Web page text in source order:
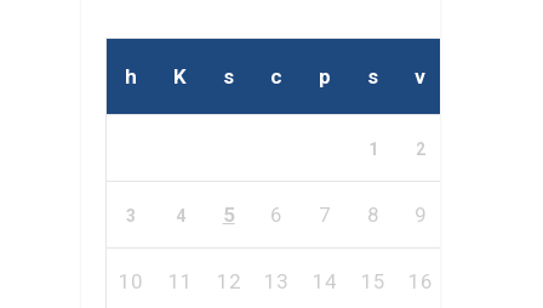
h K s c p s v
1 2
3 4 5 6 7 8 9
10 11 12 13 14 15 16